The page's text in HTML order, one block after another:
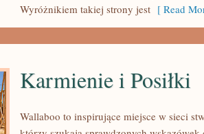
Wyróżnikiem takiej strony jest [ Read
Karmienie i Posiłki
Wallaboo to inspirujące miejsce w sieci